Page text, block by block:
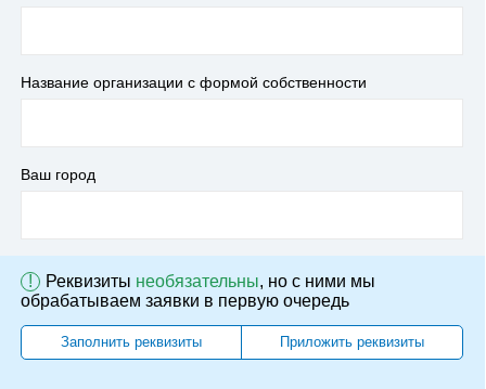
Название организации с формой собственности
Ваш город
! Реквизиты необязательны, но с ними мы
обрабатываем заявки в первую очередь
Заполнить реквизиты Приложить реквизиты